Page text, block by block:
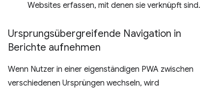
Websites erfassen, mit denen sie verknüpft sind.
Ursprungsübergreifende Navigation in
Berichte aufnehmen
Wenn Nutzer in einer eigenständigen PWA zwischen
verschiedenen Ursprüngen wechseln, wird